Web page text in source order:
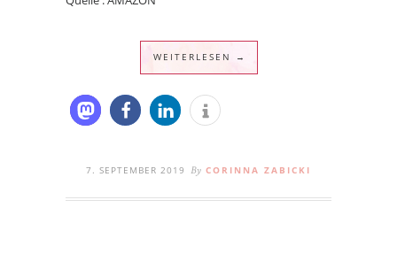
WEITERLESEN →
7. SEPTEMBER 2019 By CORINNA ZABICKI